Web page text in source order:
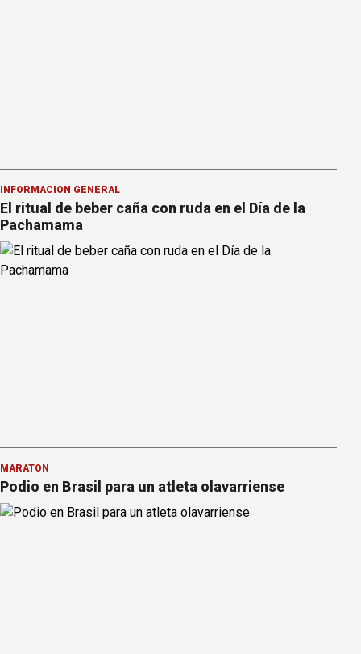
INFORMACION GENERAL
El ritual de beber caña con ruda en el Día de la
Pachamama
MARATÓN
Podio en Brasil para un atleta olavarriense